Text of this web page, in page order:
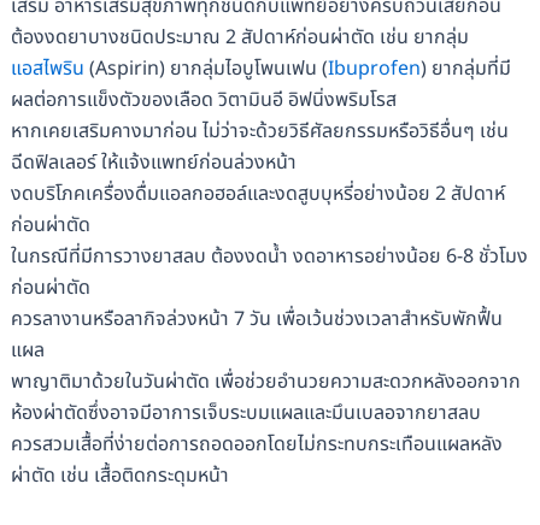
เสริม อาหารเสริมสุขภาพทุกชนิดกับแพทย์อย่างครบถ้วนเสียก่อน
ต้องงดยาบางชนิดประมาณ 2 สัปดาห์ก่อนผ่าตัด เช่น ยากลุ่ม
แอสไพริน (Aspirin) ยากลุ่มไอบูโพนเฟน (Ibuprofen) ยากลุ่มที่มี
ผลต่อการแข็งตัวของเลือด วิตามินอี อิฟนิ่งพริมโรส
หากเคยเสริมคางมาก่อน ไม่ว่าจะด้วยวิธีศัลยกรรมหรือวิธีอื่นๆ เช่น
ฉีดฟิลเลอร์ ให้แจ้งแพทย์ก่อนล่วงหน้า
งดบริโภคเครื่องดื่มแอลกอฮอล์และงดสูบบุหรี่อย่างน้อย 2 สัปดาห์
ก่อนผ่าตัด
ในกรณีที่มีการวางยาสลบ ต้องงดน้ำ งดอาหารอย่างน้อย 6-8 ชั่วโมง
ก่อนผ่าตัด
ควรลางานหรือลากิจล่วงหน้า 7 วัน เพื่อเว้นช่วงเวลาสำหรับพักฟื้น
แผล
พาญาติมาด้วยในวันผ่าตัด เพื่อช่วยอำนวยความสะดวกหลังออกจาก
ห้องผ่าตัดซึ่งอาจมีอาการเจ็บระบมแผลและมึนเบลอจากยาสลบ
ควรสวมเสื้อที่ง่ายต่อการถอดออกโดยไม่กระทบกระเทือนแผลหลัง
ผ่าตัด เช่น เสื้อติดกระดุมหน้า